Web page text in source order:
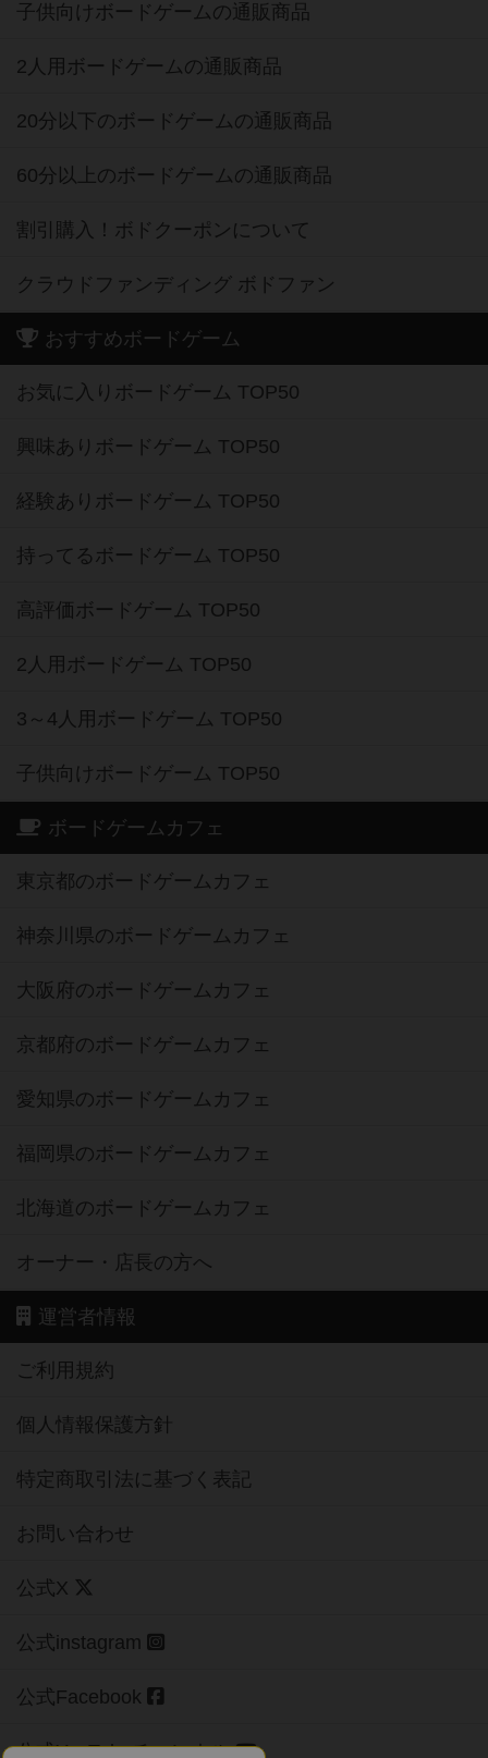
子供向けボードゲームの通販商品
2人用ボードゲームの通販商品
20分以下のボードゲームの通販商品
60分以上のボードゲームの通販商品
割引購入！ボドクーポンについて
クラウドファンディング ボドファン
おすすめボードゲーム
お気に入りボードゲーム TOP50
興味ありボードゲーム TOP50
経験ありボードゲーム TOP50
持ってるボードゲーム TOP50
高評価ボードゲーム TOP50
2人用ボードゲーム TOP50
3～4人用ボードゲーム TOP50
子供向けボードゲーム TOP50
ボードゲームカフェ
東京都のボードゲームカフェ
神奈川県のボードゲームカフェ
大阪府のボードゲームカフェ
京都府のボードゲームカフェ
愛知県のボードゲームカフェ
福岡県のボードゲームカフェ
北海道のボードゲームカフェ
オーナー・店長の方へ
運営者情報
ご利用規約
個人情報保護方針
特定商取引法に基づく表記
お問い合わせ
公式X
公式instagram
公式Facebook
公式YouTubeチャンネル